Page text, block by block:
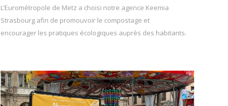
L’Eurométropole de Metz a choisi notre agence Keemia
Strasbourg afin de promouvoir le compostage et
encourager les pratiques écologiques auprès des habitants.